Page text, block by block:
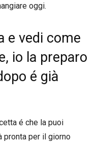
oggi.
e vedi come
io la preparo
é già
é che la puoi
pronta per il giorno